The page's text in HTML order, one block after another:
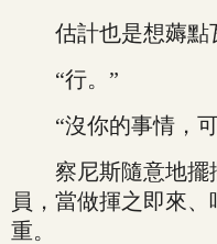
估計也是想薅點
“行。”
“沒你的事情，可
察尼斯隨意地擺
員，當做揮之即來
重。